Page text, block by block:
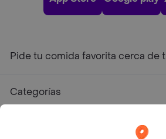
Pide tu comida favorita cerca de
Categorías